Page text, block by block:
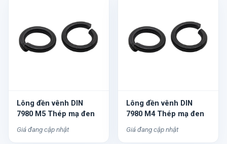
Lông đền vênh DIN
7980 M5 Thép mạ đen
Giá đang cập nhật
Lông đền vênh DIN
7980 M4 Thép mạ đen
Giá đang cập nhật